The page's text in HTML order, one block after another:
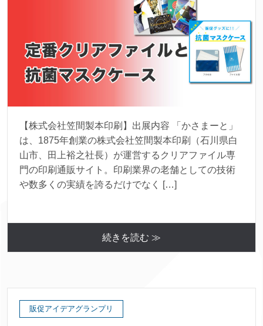
【株式会社笠間製本印刷】出展内容 「かさまーと」
は、1875年創業の株式会社笠間製本印刷（石川県白
山市、田上裕之社長）が運営するクリアファイル専
門の印刷通販サイト。印刷業界の老舗としての技術
や数多くの実績を誇るだけでなく […]
続きを読む ≫
販促アイデアグランプリ